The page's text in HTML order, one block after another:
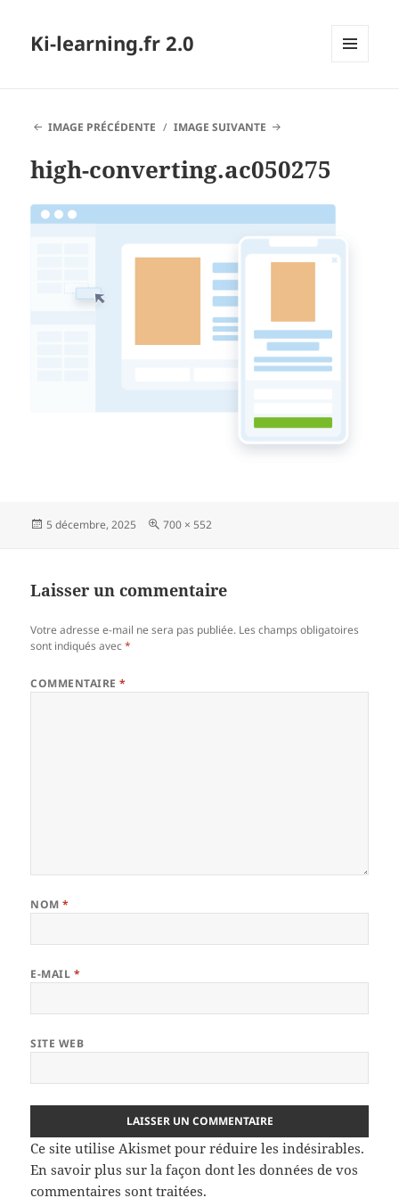
Ki-learning.fr 2.0
IMAGE PRÉCÉDENTE
IMAGE SUIVANTE
high-converting.ac050275
Publié
5 décembre, 2025
Taille
700 × 552
Laisser un commentaire
Votre adresse e-mail ne sera pas publiée. Les champs obligatoires
sont indiqués avec*
COMMENTAIRE*
NOM*
E-MAIL *
SITE WEB
Ce site utilise Akismet pour réduire les indésirables.
En savoir plus sur la façon dont les données de vos
commentaires sont traitées.